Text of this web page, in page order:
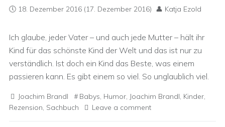
18. Dezember 2016 (17. Dezember 2016) Katja Ezold
Ich glaube, jeder Vater – und auch jede Mutter – hält ihr
Kind für das schönste Kind der Welt und das ist nur zu
verständlich. Ist doch ein Kind das Beste, was einem
passieren kann. Es gibt einem so viel. So unglaublich viel.
Joachim Brandl Babys, Humor, Joachim Brandl, Kinder,
Rezension, Sachbuch Leave a comment